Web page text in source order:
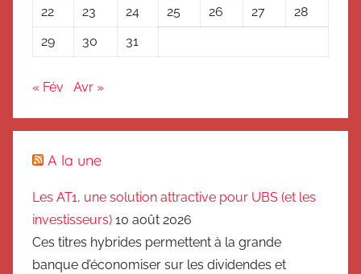
22
23 24 25 26 27
28
29
30 31
« Fév Avr »
A la une
Les AT1, une solution attractive pour UBS (et les
investisseurs) 10 août 2026
Ces titres hybrides permettent à la grande
banque d’économiser sur les dividendes et